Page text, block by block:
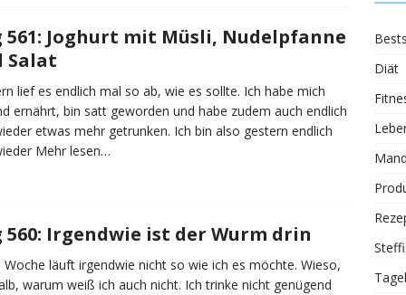
561: Joghurt mit Müsli, Nudelpfanne
Salat
lief es endlich mal so ab, wie es sollte. Ich habe mich
ernährt, bin satt geworden und habe zudem auch endlich
etwas mehr getrunken. Ich bin also gestern endlich
Mehr lesen…
560: Irgendwie ist der Wurm drin
Woche läuft irgendwie nicht so wie ich es möchte. Wieso,
warum weiß ich auch nicht. Ich trinke nicht genügend
Diät